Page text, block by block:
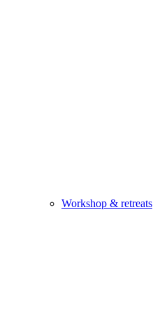
Workshop & retreats